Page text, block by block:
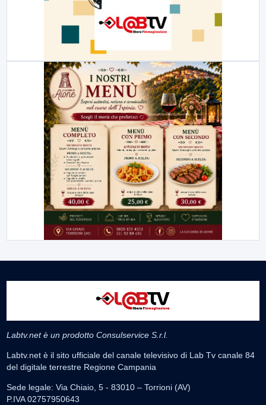
Labtv.net è un prodotto Consulservice S.r.l.
Labtv.net è il sito ufficiale del canale televisivo di Lab Tv canale 84
del digitale terrestre Regione Campania
Sede legale: Via Chiaio, 5 - 83010 – Torrioni (AV)
P.IVA 02757950643